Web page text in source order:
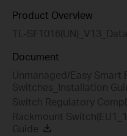
Product Overview
TL-
Document
Unmanaged/Easy Smart
Switches_Installation
Switch Regulatory
Rackmount
Guide